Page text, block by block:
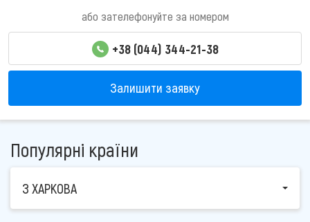
або зателефонуйте за номером
+38 (044) 344-21-38
Залишити заявку
Популярні країни
З ХАРКОВА